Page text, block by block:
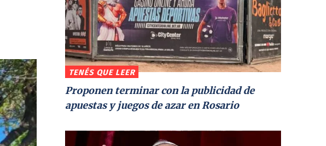
TENÉS QUE LEER
Proponen terminar con la publicidad de
apuestas y juegos de azar en Rosario